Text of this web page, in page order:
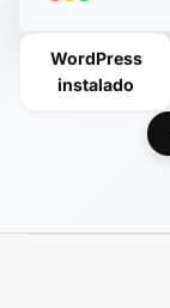
WordPress
instalado